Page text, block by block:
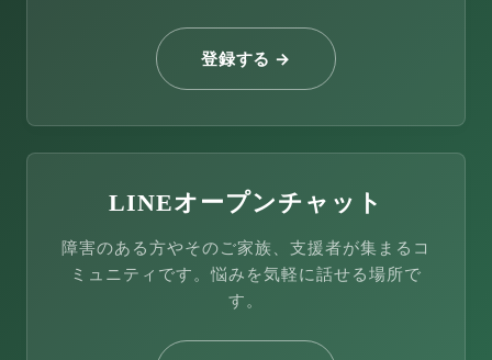
登録する →
LINEオープンチャット
障害のある方やそのご家族、支援者が集まるコ
ミュニティです。悩みを気軽に話せる場所で
す。